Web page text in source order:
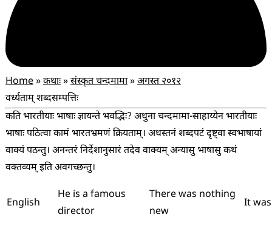
Home»कथाः»संस्कृत चन्दमामा»अगस्त २०१२
वर्ध्यताम् शब्दसम्पत्तिः
कति भारतीयाः भाषाः ज्ञायन्ते भवद्भिः? अधुना चन्दमामा-साहाय्येन भारतीयाः
भाषाः पठित्वा कामं भारतभ्रमणं क्रियताम्। अधस्तनं शब्दपटं दृष्ट्वा स्वभाषायां
वाक्यं पठन्तु। अनन्तरं निर्देशानुसारं तदेव वाक्यम् अन्यासु भाषासु कथं
वक्तव्यम् इति अवगच्छन्तु।
English
He is a famous
director
There was nothing
new
It